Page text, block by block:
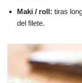
Maki / roll: tiras
del filete.